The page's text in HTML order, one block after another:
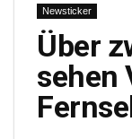
Newsticker
Über
sehen